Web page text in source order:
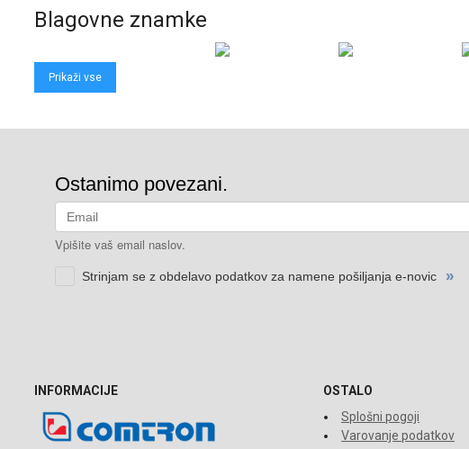
Blagovne znamke
Prikaži vse
INFORMACIJE
OSTALO
Splošni pogoji
Varovanje podatkov